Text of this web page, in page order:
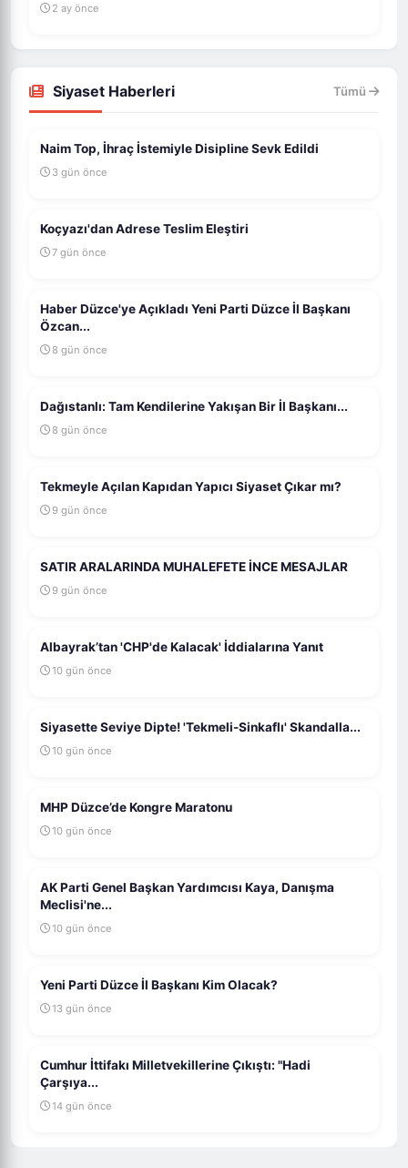
2 ay önce
Siyaset Haberleri Tümü
Naim Top, İhraç İstemiyle Disipline Sevk Edildi
3 gün önce
Koçyazı'dan Adrese Teslim Eleştiri
7 gün önce
Haber Düzce'ye Açıkladı Yeni Parti Düzce İl Başkanı
Özcan...
8 gün önce
Dağıstanlı: Tam Kendilerine Yakışan Bir İl Başkanı...
8 gün önce
Tekmeyle Açılan Kapıdan Yapıcı Siyaset Çıkar mı?
9 gün önce
SATIR ARALARINDA MUHALEFETE İNCE MESAJLAR
9 gün önce
Albayrak’tan 'CHP'de Kalacak' İddialarına Yanıt
10 gün önce
Siyasette Seviye Dipte! 'Tekmeli-Sinkaflı' Skandalla...
10 gün önce
MHP Düzce’de Kongre Maratonu
10 gün önce
AK Parti Genel Başkan Yardımcısı Kaya, Danışma
Meclisi'ne...
10 gün önce
Yeni Parti Düzce İl Başkanı Kim Olacak?
13 gün önce
Cumhur İttifakı Milletvekillerine Çıkıştı: "Hadi
Çarşıya...
14 gün önce